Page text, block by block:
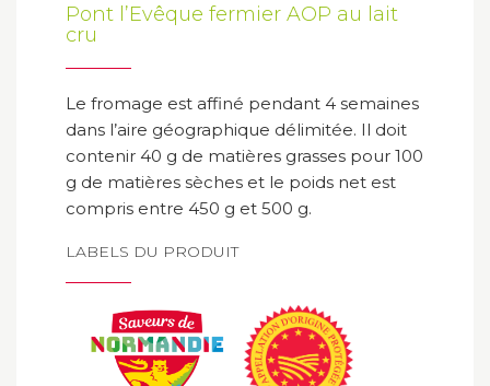
Pont l’Evêque fermier AOP au lait
cru
Le fromage est affiné pendant 4 semaines
dans l’aire géographique délimitée. Il doit
contenir 40 g de matières grasses pour 100
g de matières sèches et le poids net est
compris entre 450 g et 500 g.
LABELS DU PRODUIT